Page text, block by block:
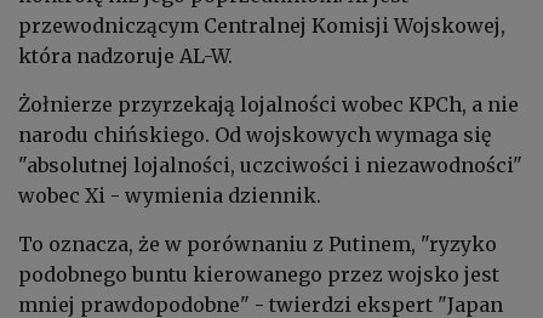
przewodniczącym Centralnej Komisji Wojskowej,
która nadzoruje AL-W.
Żołnierze przyrzekają lojalności wobec KPCh, a nie
narodu chińskiego. Od wojskowych wymaga się
"absolutnej lojalności, uczciwości i niezawodności"
wobec Xi - wymienia dziennik.
To oznacza, że w porównaniu z Putinem, "ryzyko
podobnego buntu kierowanego przez wojsko jest
mniej prawdopodobne" - twierdzi ekspert "Japan